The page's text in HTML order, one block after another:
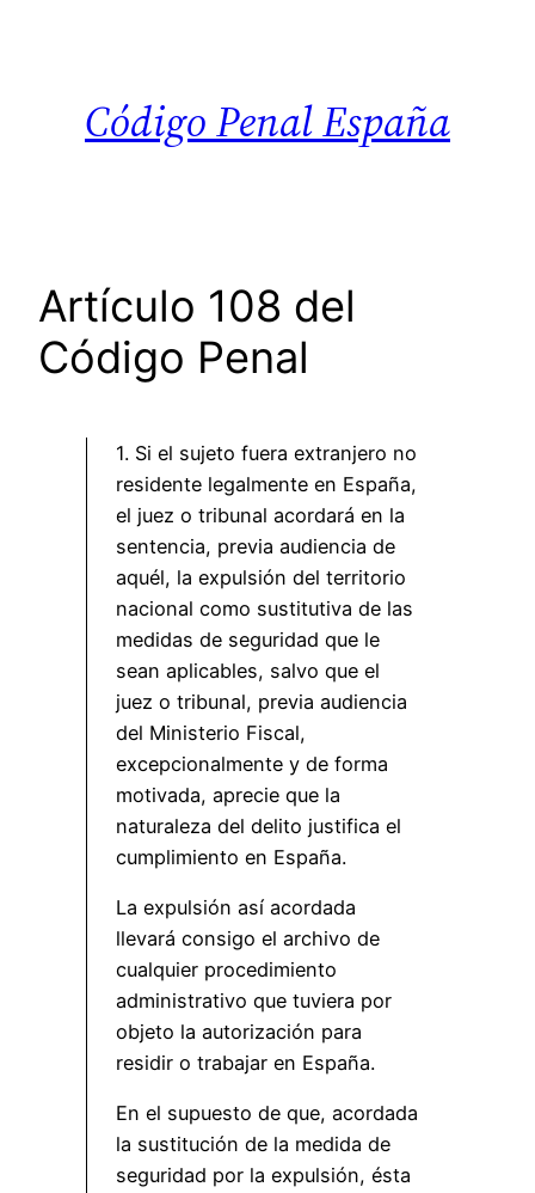
Código Penal España
Artículo 108 del
Código Penal
1. Si el sujeto fuera extranjero no
residente legalmente en España,
el juez o tribunal acordará en la
sentencia, previa audiencia de
aquél, la expulsión del territorio
nacional como sustitutiva de las
medidas de seguridad que le
sean aplicables, salvo que el
juez o tribunal, previa audiencia
del Ministerio Fiscal,
excepcionalmente y de forma
motivada, aprecie que la
naturaleza del delito justifica el
cumplimiento en España.
La expulsión así acordada
llevará consigo el archivo de
cualquier procedimiento
administrativo que tuviera por
objeto la autorización para
residir o trabajar en España.
En el supuesto de que, acordada
la sustitución de la medida de
seguridad por la expulsión, ésta